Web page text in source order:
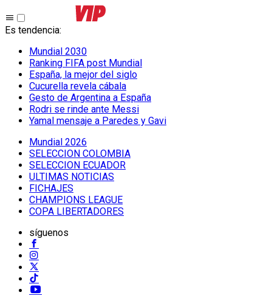
Es tendencia:
Mundial 2030
Ranking FIFA post Mundial
España, la mejor del siglo
Cucurella revela cábala
Gesto de Argentina a España
Rodri se rinde ante Messi
Yamal mensaje a Paredes y Gavi
Mundial 2026
SELECCION COLOMBIA
SELECCION ECUADOR
ULTIMAS NOTICIAS
FICHAJES
CHAMPIONS LEAGUE
COPA LIBERTADORES
síguenos